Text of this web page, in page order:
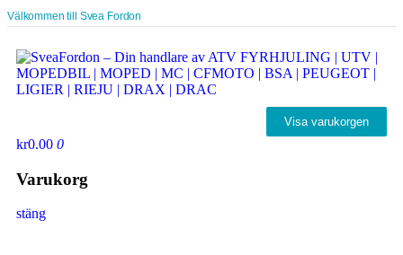
Välkommen till Svea Fordon
Visa varukorgen
kr0.00 0
Varukorg
stäng